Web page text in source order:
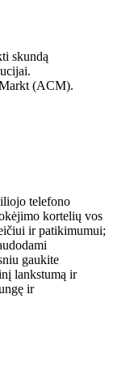
skundą
(ACM).
telefono
kortelių vos
ir patikimumui;
gaukite
lankstumą ir
ir